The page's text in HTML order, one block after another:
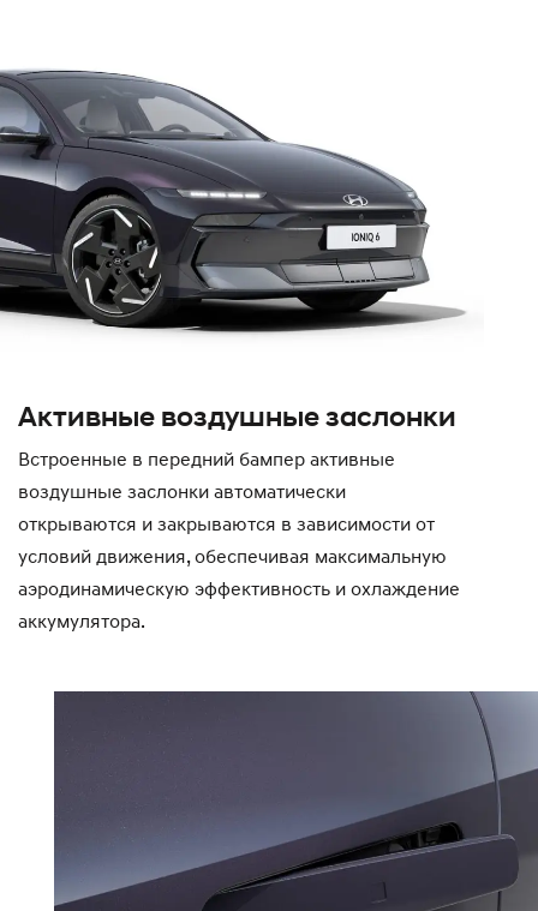
Активные воздушные заслонки
Встроенные в передний бампер активные
воздушные заслонки автоматически
открываются и закрываются в зависимости от
условий движения, обеспечивая максимальную
аэродинамическую эффективность и охлаждение
аккумулятора.